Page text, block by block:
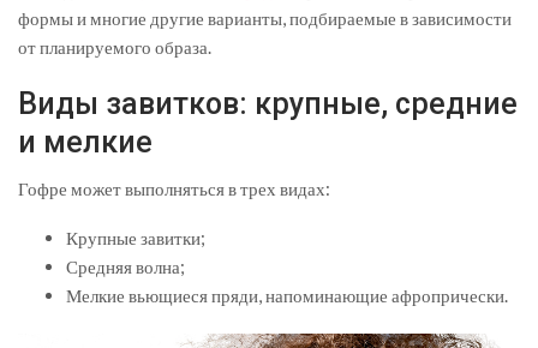
формы и многие другие варианты, подбираемые в зависимости
от планируемого образа.
Виды завитков: крупные, средние
и мелкие
Гофре может выполняться в трех видах:
Крупные завитки;
Средняя волна;
Мелкие вьющиеся пряди, напоминающие афропрически.